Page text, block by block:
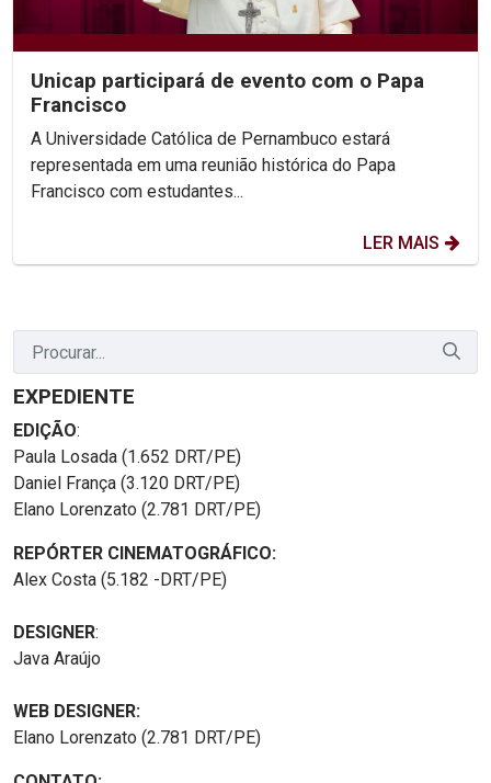
Unicap participará de evento com o Papa
Francisco
A Universidade Católica de Pernambuco estará
representada em uma reunião histórica do Papa
Francisco com estudantes...
LER MAIS
EXPEDIENTE
EDIÇÃO:
Paula Losada (1.652 DRT/PE)
Daniel França (3.120 DRT/PE)
Elano Lorenzato (2.781 DRT/PE)
REPÓRTER CINEMATOGRÁFICO:
Alex Costa (5.182 -DRT/PE)
DESIGNER:
Java Araújo
WEB DESIGNER:
Elano Lorenzato (2.781 DRT/PE)